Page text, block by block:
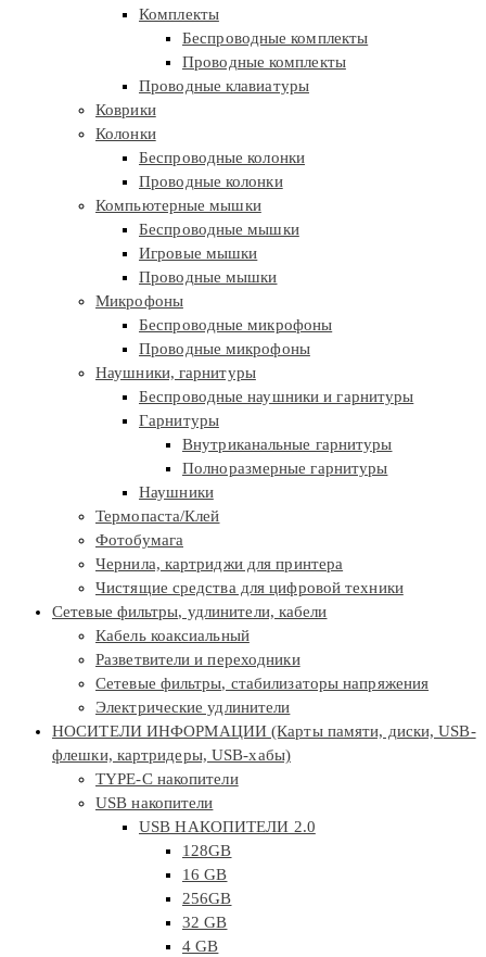
Комплекты
Беспроводные комплекты
Проводные комплекты
Проводные клавиатуры
Коврики
Колонки
Беспроводные колонки
Проводные колонки
Компьютерные мышки
Беспроводные мышки
Игровые мышки
Проводные мышки
Микрофоны
Беспроводные микрофоны
Проводные микрофоны
Наушники, гарнитуры
Беспроводные наушники и гарнитуры
Гарнитуры
Внутриканальные гарнитуры
Полноразмерные гарнитуры
Наушники
Термопаста/Клей
Фотобумага
Чернила, картриджи для принтера
Чистящие средства для цифровой техники
Сетевые фильтры, удлинители, кабели
Кабель коаксиальный
Разветвители и переходники
Сетевые фильтры, стабилизаторы напряжения
Электрические удлинители
НОСИТЕЛИ ИНФОРМАЦИИ (Карты памяти, диски, USB-
флешки, картридеры, USB-хабы)
TYPE-C накопители
USB накопители
USB НАКОПИТЕЛИ 2.0
128GB
16 GB
256GB
32 GB
4 GB